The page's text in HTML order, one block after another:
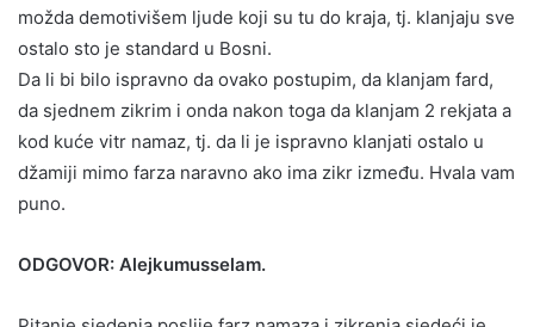
možda demotivišem ljude koji su tu do kraja, tj. klanjaju sve
ostalo sto je standard u Bosni.
Da li bi bilo ispravno da ovako postupim, da klanjam fard,
da sjednem zikrim i onda nakon toga da klanjam 2 rekjata a
kod kuće vitr namaz, tj. da li je ispravno klanjati ostalo u
džamiji mimo farza naravno ako ima zikr između. Hvala vam
puno.
ODGOVOR: Alejkumusselam.